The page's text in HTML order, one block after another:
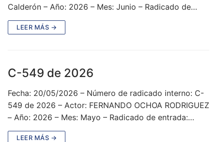
Calderón – Año: 2026 – Mes: Junio – Radicado de…
LEER MÁS →
C-549 de 2026
Fecha: 20/05/2026 – Número de radicado interno: C-
549 de 2026 – Actor: FERNANDO OCHOA RODRIGUEZ
– Año: 2026 – Mes: Mayo – Radicado de entrada:…
LEER MÁS →